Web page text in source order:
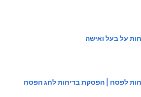
על בעל ואישה
לפסח | הפסקת בדיחות לחג הפסח